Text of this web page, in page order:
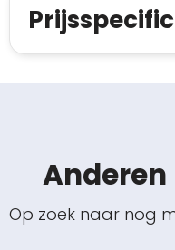
Anderen
Op zoek naar nog